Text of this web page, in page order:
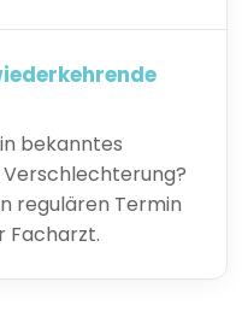
bekanntes
regulären Termin
Facharzt.